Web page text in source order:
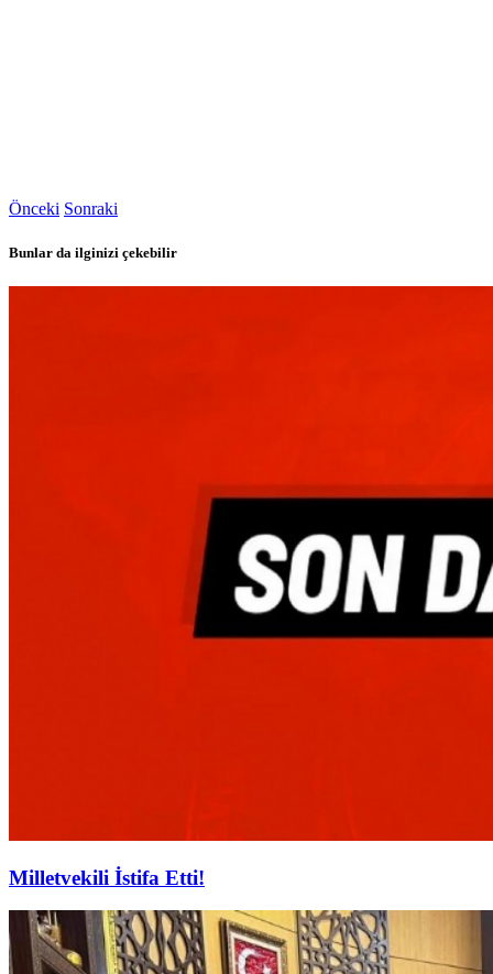
Önceki Sonraki
Bunlar da ilginizi çekebilir
Milletvekili İstifa Etti!